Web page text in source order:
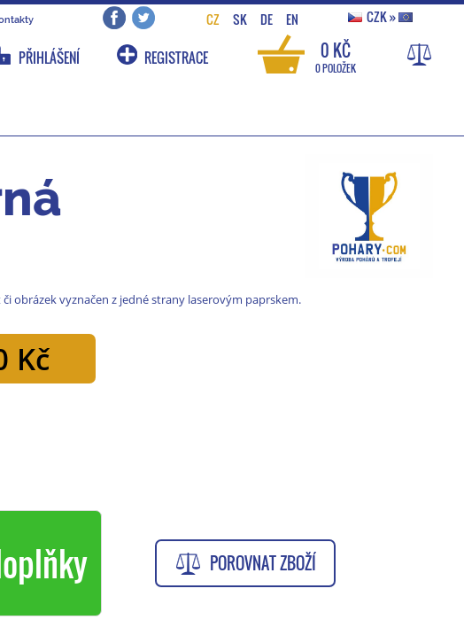
CZ SK DE EN CZK»
PŘIHLÁŠENÍ REGISTRACE 0 KČ
0 POLOŽEK
obrázek vyznačen z jedné strany laserovým paprskem.
Kč
POROVNAT ZBOŽÍ